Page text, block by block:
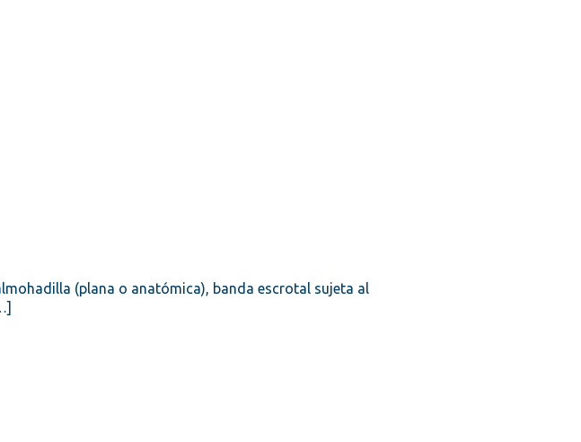
(plana o anatómica), banda escrotal sujeta al